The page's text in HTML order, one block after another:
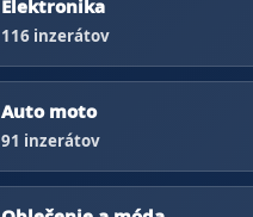
Elektronika
116 inzerátov
Auto moto
91 inzerátov